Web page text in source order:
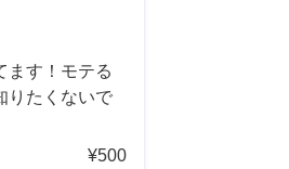
ます！モテる
りたくないで
¥500